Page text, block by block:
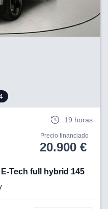
19 horas
Precio financiado
20.900 €
Tech full hybrid 145